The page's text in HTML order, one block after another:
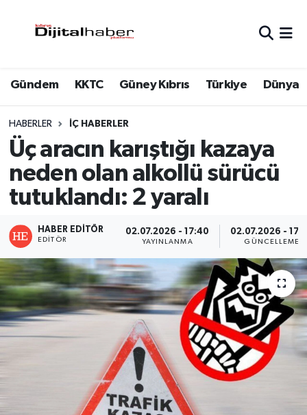
Gündem KKTC Güney Kıbrıs Türkiye Dünya
HABERLER İÇ HABERLER
Üç aracın karıştığı kazaya
neden olan alkollü sürücü
tutuklandı: 2 yaralı
HABER EDITÖR
EDITÖR
02.07.2026 - 17:40
YAYINLANMA
02.07.2026 -
GÜNCELLEME
Trafik Durumu
Süper Lig Puan Durumu ve Fikstür
Tüm Manşetler
Son Dakika Haberleri
Haber Arşivi